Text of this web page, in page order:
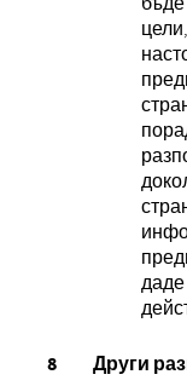
Други